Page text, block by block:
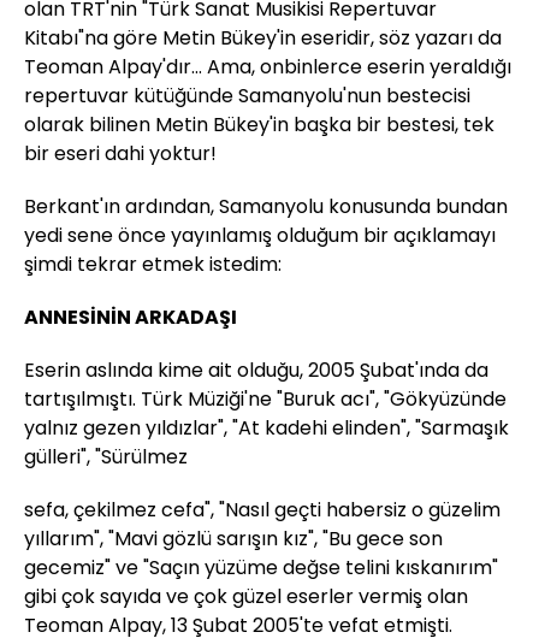
olan TRT'nin "Türk Sanat Musikisi Repertuvar
Kitabı"na göre Metin Bükey'in eseridir, söz yazarı da
Teoman Alpay'dır... Ama, onbinlerce eserin yeraldığı
repertuvar kütüğünde Samanyolu'nun bestecisi
olarak bilinen Metin Bükey'in başka bir bestesi, tek
bir eseri dahi yoktur!
Berkant'ın ardından, Samanyolu konusunda bundan
yedi sene önce yayınlamış olduğum bir açıklamayı
şimdi tekrar etmek istedim:
ANNESİNİN ARKADAŞI
Eserin aslında kime ait olduğu, 2005 Şubat'ında da
tartışılmıştı. Türk Müziği'ne "Buruk acı", "Gökyüzünde
yalnız gezen yıldızlar", "At kadehi elinden", "Sarmaşık
gülleri", "Sürülmez
sefa, çekilmez cefa", "Nasıl geçti habersiz o güzelim
yıllarım", "Mavi gözlü sarışın kız", "Bu gece son
gecemiz" ve "Saçın yüzüme değse telini kıskanırım"
gibi çok sayıda ve çok güzel eserler vermiş olan
Teoman Alpay, 13 Şubat 2005'te vefat etmişti.